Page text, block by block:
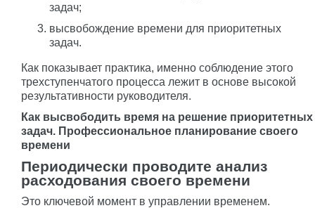
задач;
высвобождение времени для приоритетных
задач.
Как показывает практика, именно соблюдение этого
трехступенчатого процесса лежит в основе высокой
результативности руководителя.
Как высвободить время на решение приоритетных
задач. Профессиональное планирование своего
времени
Периодически проводите анализ
расходования своего времени
Это ключевой момент в управлении временем.